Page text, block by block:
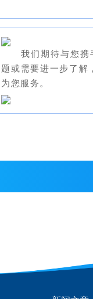
我们期待与您
题或需要进一步了
为您服务。